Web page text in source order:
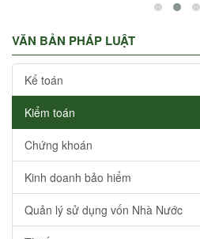
VĂN BẢN PHÁP LUẬT
Kế toán
Kiểm toán
Chứng khoán
Kinh doanh bảo hiểm
Quản lý sử dụng vốn Nhà Nước